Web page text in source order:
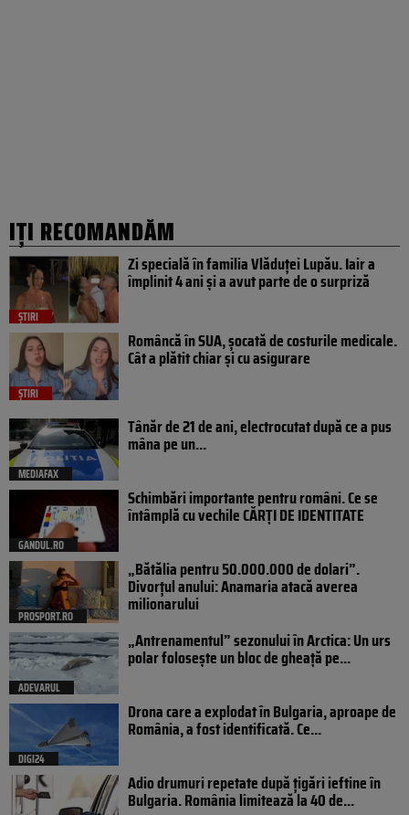
IȚI RECOMANDĂM
ȘTIRI
Zi specială în familia Vlăduței Lupău. Iair a
împlinit 4 ani și a avut parte de o surpriză
ȘTIRI
Româncă în SUA, șocată de costurile medicale.
Cât a plătit chiar și cu asigurare
MEDIAFAX
Tânăr de 21 de ani, electrocutat după ce a pus
mâna pe un...
GANDUL.RO
Schimbări importante pentru români. Ce se
întâmplă cu vechile CĂRȚI DE IDENTITATE
PROSPORT.RO
„Bătălia pentru 50.000.000 de dolari”.
Divorțul anului: Anamaria atacă averea
milionarului
ADEVARUL
„Antrenamentul” sezonului în Arctica: Un urs
polar folosește un bloc de gheață pe...
DIGI24
Drona care a explodat în Bulgaria, aproape de
România, a fost identificată. Ce...
Adio drumuri repetate după țigări ieftine în
Bulgaria. România limitează la 40 de...